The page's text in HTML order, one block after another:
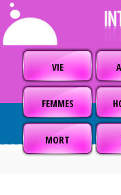
VIE
FEMMES
MORT